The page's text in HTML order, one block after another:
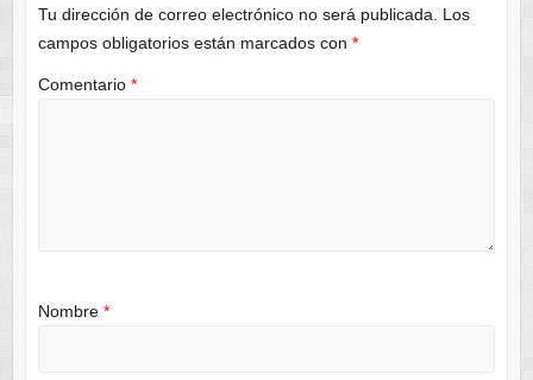
Tu dirección de correo electrónico no será publicada.
Los
campos obligatorios están marcados con *
Comentario *
Nombre *